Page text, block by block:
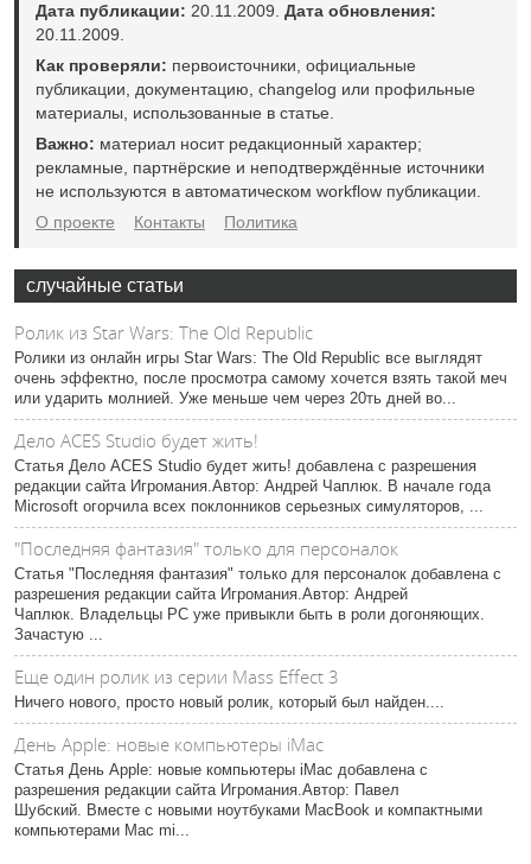
Дата публикации: 20.11.2009. Дата обновления:
20.11.2009.
Как проверяли: первоисточники, официальные
публикации, документацию, changelog или профильные
материалы, использованные в статье.
Важно: материал носит редакционный характер;
рекламные, партнёрские и неподтверждённые источники
не используются в автоматическом workflow публикации.
О проекте
Контакты Политика
случайные статьи
Ролик из Star Wars: The Old Republic
Ролики из онлайн игры Star Wars: The Old Republic все выглядят
очень эффектно, после просмотра самому хочется взять такой меч
или ударить молнией. Уже меньше чем через 20ть дней во...
Дело ACES Studio будет жить!
Статья Дело ACES Studio будет жить! добавлена с разрешения
редакции сайта Игромания.Автор: Андрей Чаплюк. В начале года
Microsoft огорчила всех поклонников серьезных симуляторов, ...
"Последняя фантазия" только для персоналок
Статья "Последняя фантазия" только для персоналок добавлена с
разрешения редакции сайта Игромания.Автор: Андрей
Чаплюк. Владельцы РС уже привыкли быть в роли догоняющих.
Зачастую ...
Еще один ролик из серии Mass Effect 3
Ничего нового, просто новый ролик, который был найден....
День Apple: новые компьютеры iMac
Статья День Apple: новые компьютеры iMac добавлена с
разрешения редакции сайта Игромания.Автор: Павел
Шубский. Вместе с новыми ноутбуками MacBook и компактными
компьютерами Mac mi...